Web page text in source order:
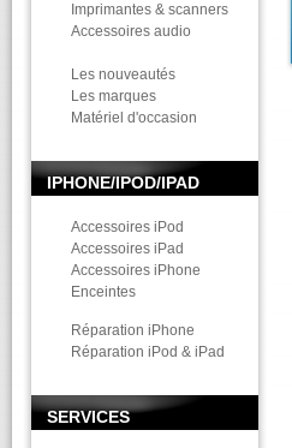
Imprimantes & scanners
Accessoires audio
Les nouveautés
Les marques
Matériel d'occasion
IPHONE/IPOD/IPAD
Accessoires iPod
Accessoires iPad
Accessoires iPhone
Enceintes
Réparation iPhone
Réparation iPod & iPad
SERVICES